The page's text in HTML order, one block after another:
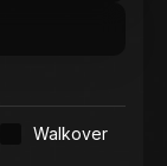
Walkover